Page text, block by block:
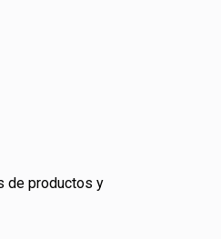
de productos y